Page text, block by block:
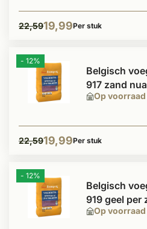
22,5919,99Per stuk
- 12%
Op voorraad
Belgisch
917 zand
22,5919,99Per stuk
- 12%
Op voorraad
Belgisch
919 geel per